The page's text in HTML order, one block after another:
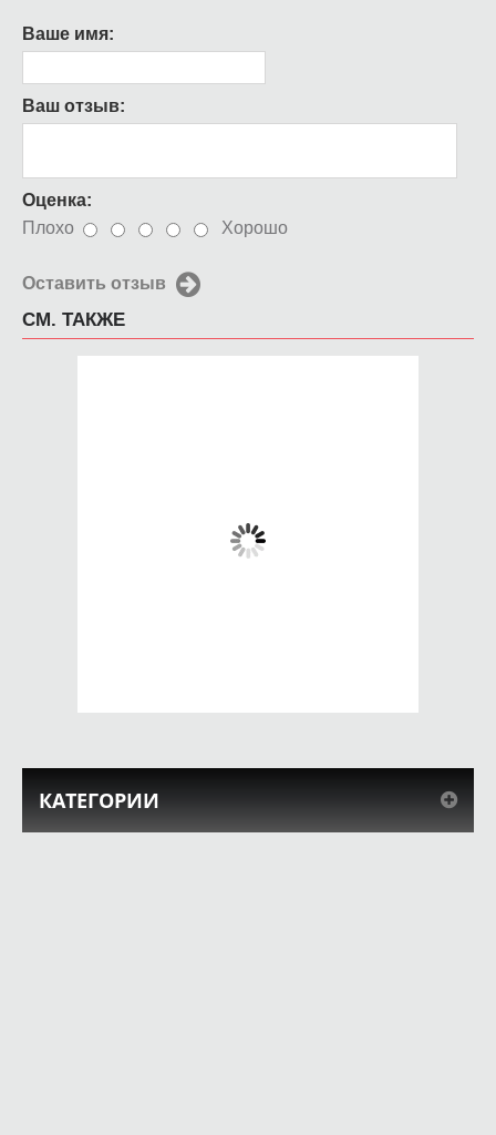
Ваше имя:
Ваш отзыв:
Оценка:
Плохо
Хорошо
Оставить отзыв
СМ. ТАКЖЕ
КАТЕГОРИИ